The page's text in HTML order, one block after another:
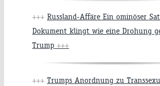
+++ Russland-Affäre Ein ominöser
Dokument klingt wie eine Drohung
Trump +++
+++ Trumps Anordnung zu